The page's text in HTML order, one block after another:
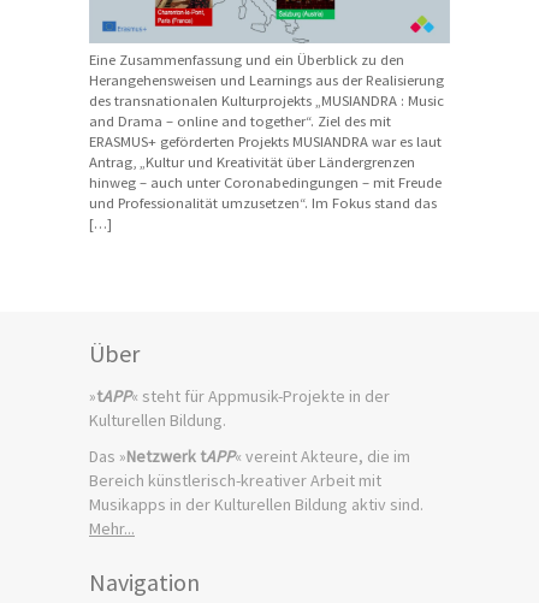
Eine Zusammenfassung und ein Überblick zu den
Herangehensweisen und Learnings aus der Realisierung
des transnationalen Kulturprojekts „MUSIANDRA : Music
and Drama – online and together“. Ziel des mit
ERASMUS+ geförderten Projekts MUSIANDRA war es laut
Antrag, „Kultur und Kreativität über Ländergrenzen
hinweg – auch unter Coronabedingungen – mit Freude
und Professionalität umzusetzen“. Im Fokus stand das
[…]
Über
»tAPP« steht für Appmusik-Projekte in der
Kulturellen Bildung.
Das »Netzwerk tAPP« vereint Akteure, die im
Bereich künstlerisch-kreativer Arbeit mit
Musikapps in der Kulturellen Bildung aktiv sind.
Mehr...
Navigation